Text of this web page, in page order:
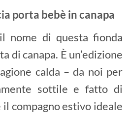
porta bebè in canapa
nome di questa fionda
di canapa. È un’edizione
calda – da noi per
sottile e fatto di
il compagno estivo ideale